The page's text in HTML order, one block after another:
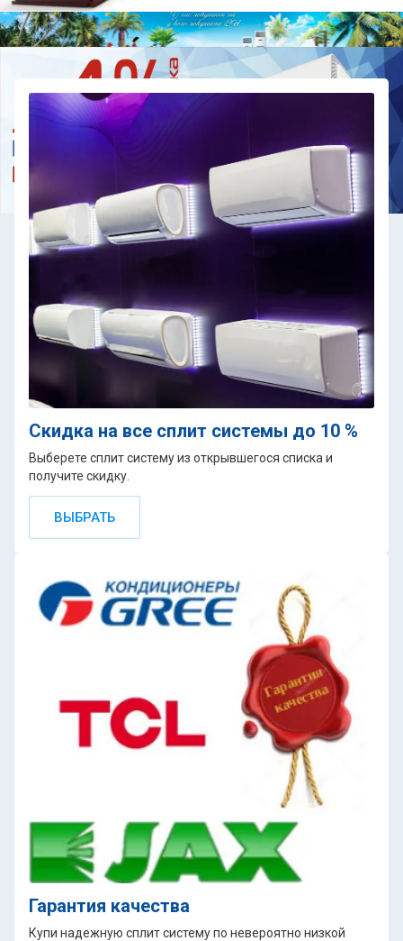
Скидка на все сплит системы до 10 %
Выберете сплит систему из открывшегося списка и
получите скидку.
ВЫБРАТЬ
Гарантия качества
Купи надежную сплит систему по невероятно низкой